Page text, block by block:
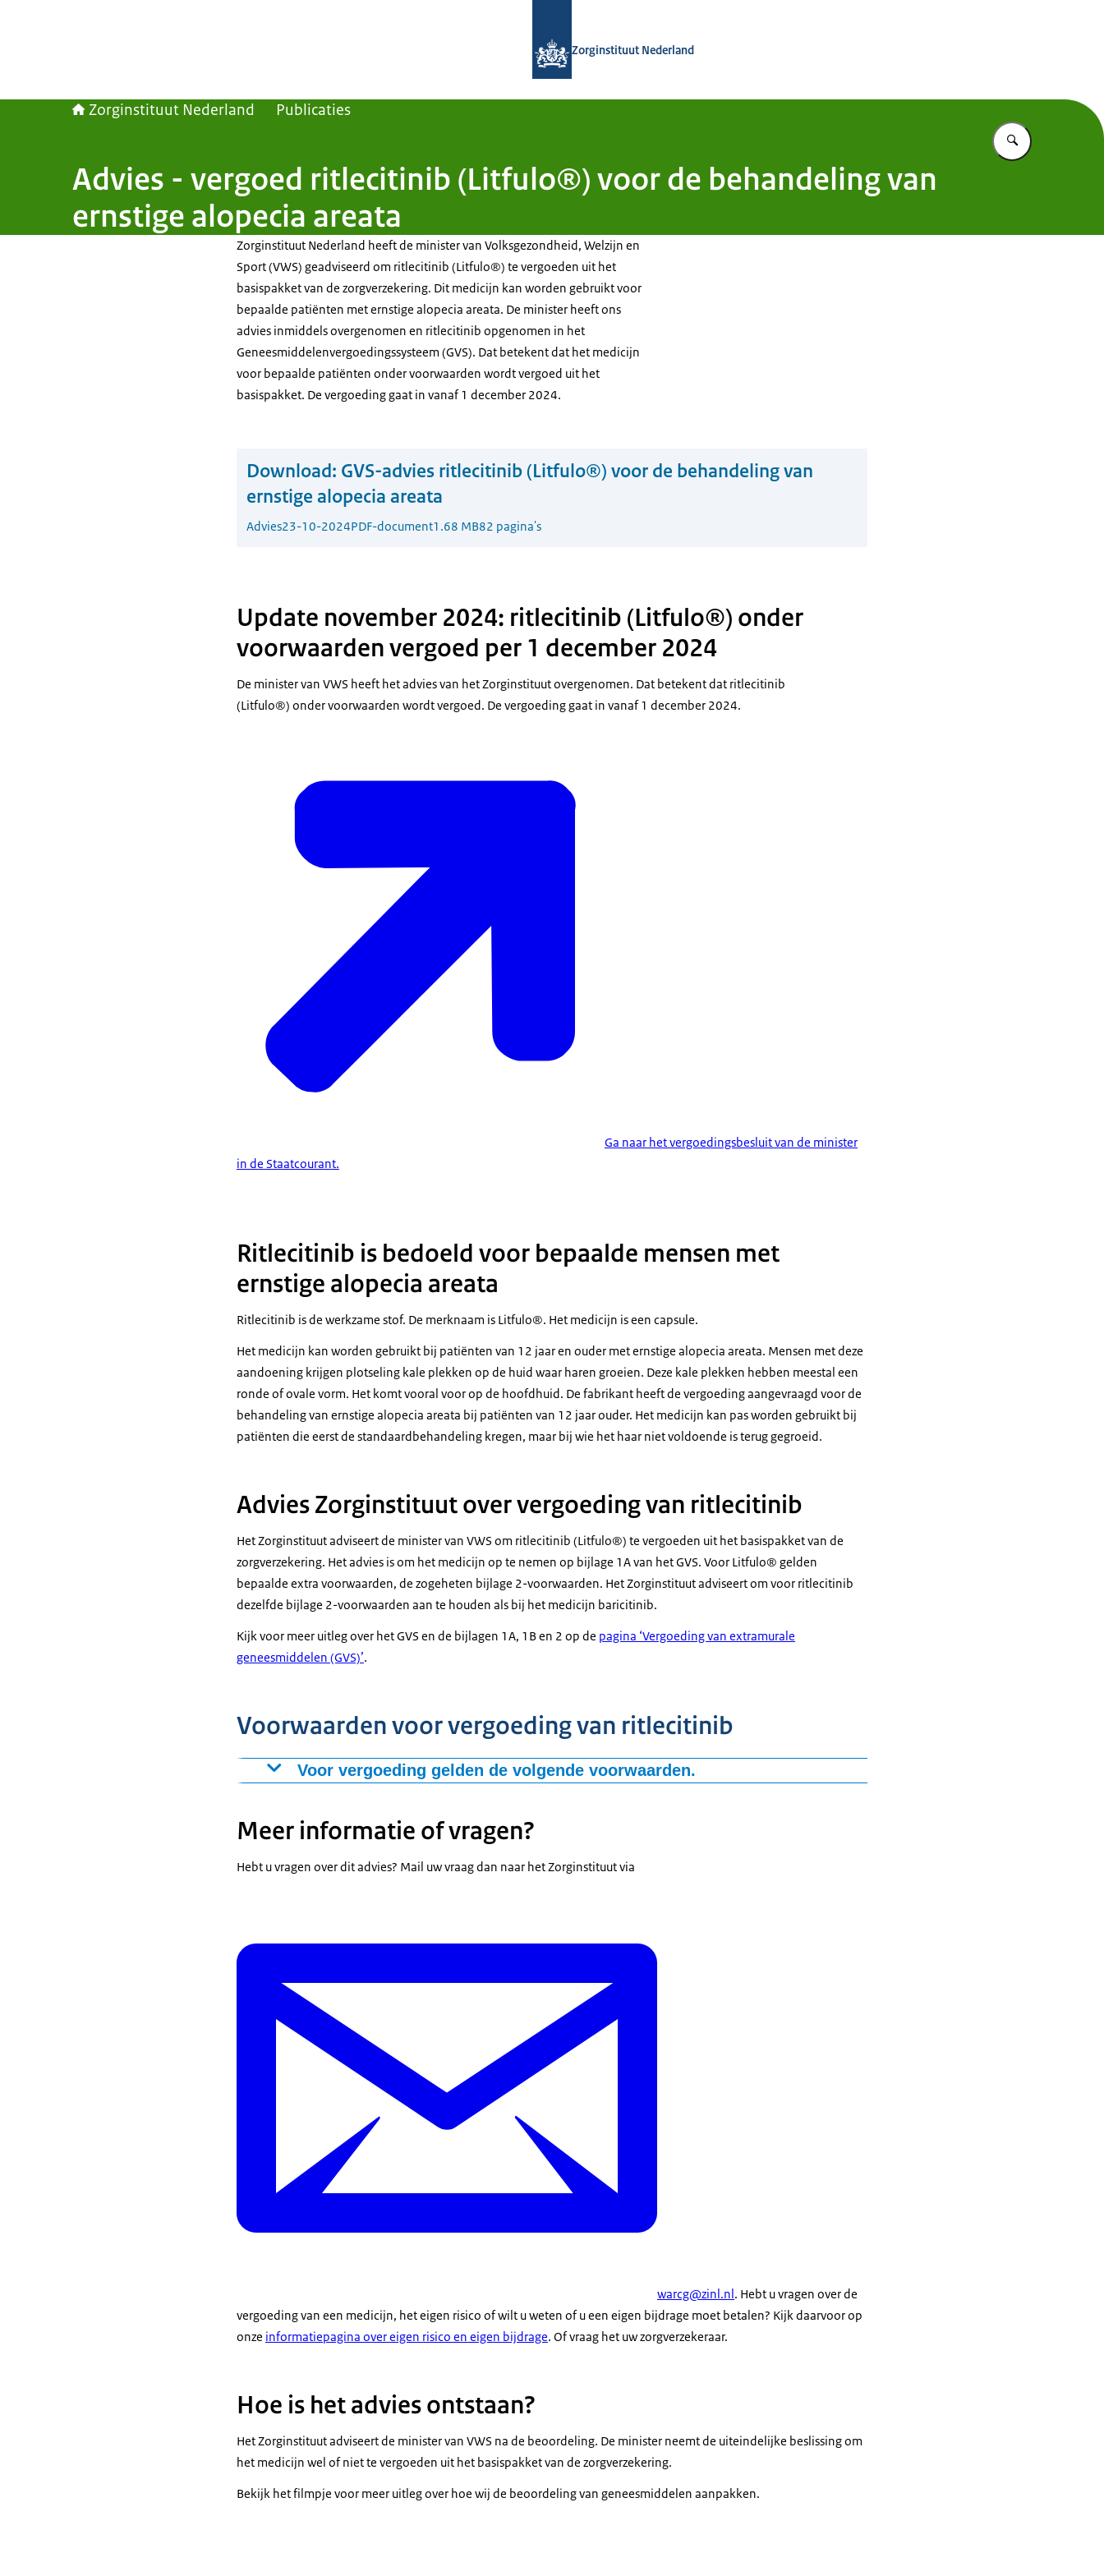
Zorginstituut Nederland
Zorginstituut Nederland Publicaties
Vul in wat u
Advies - vergoed ritlecitinib (Litfulo®) voor de behandeling van
ernstige alopecia areata
Zorginstituut Nederland heeft de minister van Volksgezondheid, Welzijn en
Sport (VWS) geadviseerd om ritlecitinib (Litfulo®) te vergoeden uit het
basispakket van de zorgverzekering. Dit medicijn kan worden gebruikt voor
bepaalde patiënten met ernstige alopecia areata. De minister heeft ons
advies inmiddels overgenomen en ritlecitinib opgenomen in het
Geneesmiddelenvergoedingssysteem (GVS). Dat betekent dat het medicijn
voor bepaalde patiënten onder voorwaarden wordt vergoed uit het
basispakket. De vergoeding gaat in vanaf 1 december 2024.
Download: GVS-advies ritlecitinib (Litfulo®) voor de behandeling van
ernstige alopecia areata
Advies23-10-2024PDF-document1.68 MB82 pagina's
Update november 2024: ritlecitinib (Litfulo®) onder
voorwaarden vergoed per 1 december 2024
De minister van VWS heeft het advies van het Zorginstituut overgenomen. Dat betekent dat ritlecitinib
(Litfulo®) onder voorwaarden wordt vergoed. De vergoeding gaat in vanaf 1 december 2024.
Ga naar het vergoedingsbesluit van de minister
in de Staatcourant.
Ritlecitinib is bedoeld voor bepaalde mensen met
ernstige alopecia areata
Ritlecitinib is de werkzame stof. De merknaam is Litfulo®. Het medicijn is een capsule.
Het medicijn kan worden gebruikt bij patiënten van 12 jaar en ouder met ernstige alopecia areata. Mensen met deze
aandoening krijgen plotseling kale plekken op de huid waar haren groeien. Deze kale plekken hebben meestal een
ronde of ovale vorm. Het komt vooral voor op de hoofdhuid. De fabrikant heeft de vergoeding aangevraagd voor de
behandeling van ernstige alopecia areata bij patiënten van 12 jaar ouder. Het medicijn kan pas worden gebruikt bij
patiënten die eerst de standaardbehandeling kregen, maar bij wie het haar niet voldoende is terug gegroeid.
Advies Zorginstituut over vergoeding van ritlecitinib
Het Zorginstituut adviseert de minister van VWS om ritlecitinib (Litfulo®) te vergoeden uit het basispakket van de
zorgverzekering. Het advies is om het medicijn op te nemen op bijlage 1A van het GVS. Voor Litfulo® gelden
bepaalde extra voorwaarden, de zogeheten bijlage 2-voorwaarden. Het Zorginstituut adviseert om voor ritlecitinib
dezelfde bijlage 2-voorwaarden aan te houden als bij het medicijn baricitinib.
Kijk voor meer uitleg over het GVS en de bijlagen 1A, 1B en 2 op de pagina ‘Vergoeding van extramurale
geneesmiddelen (GVS)’.
Voorwaarden voor vergoeding van ritlecitinib
Voor vergoeding gelden de volgende voorwaarden.
sprake is van eenSALT (Severity of Alopicia Tool)
huidige episode en ziekte ernst van AA korter dan 8 jaar;
De behandeling dient na 6 maanden te worden geëvalueerd en bij onvoldoende werkzaamheid gestaakt te
worden overeenkomstig de richtlijnen.
Meer informatie of vragen?
Hebt u vragen over dit advies? Mail uw vraag dan naar het Zorginstituut via
warcg@zinl.nl. Hebt u vragen over de
vergoeding van een medicijn, het eigen risico of wilt u weten of u een eigen bijdrage moet betalen? Kijk daarvoor op
onze informatiepagina over eigen risico en eigen bijdrage. Of vraag het uw zorgverzekeraar.
Hoe is het advies ontstaan?
Het Zorginstituut adviseert de minister van VWS na de beoordeling. De minister neemt de uiteindelijke beslissing om
het medicijn wel of niet te vergoeden uit het basispakket van de zorgverzekering.
Bekijk het filmpje voor meer uitleg over hoe wij de beoordeling van geneesmiddelen aanpakken.